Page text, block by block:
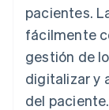
Más
Ver lo que
Radar
Prevención
pacientes.
fácilmente
gestión de
digitalizar y
del paciente.